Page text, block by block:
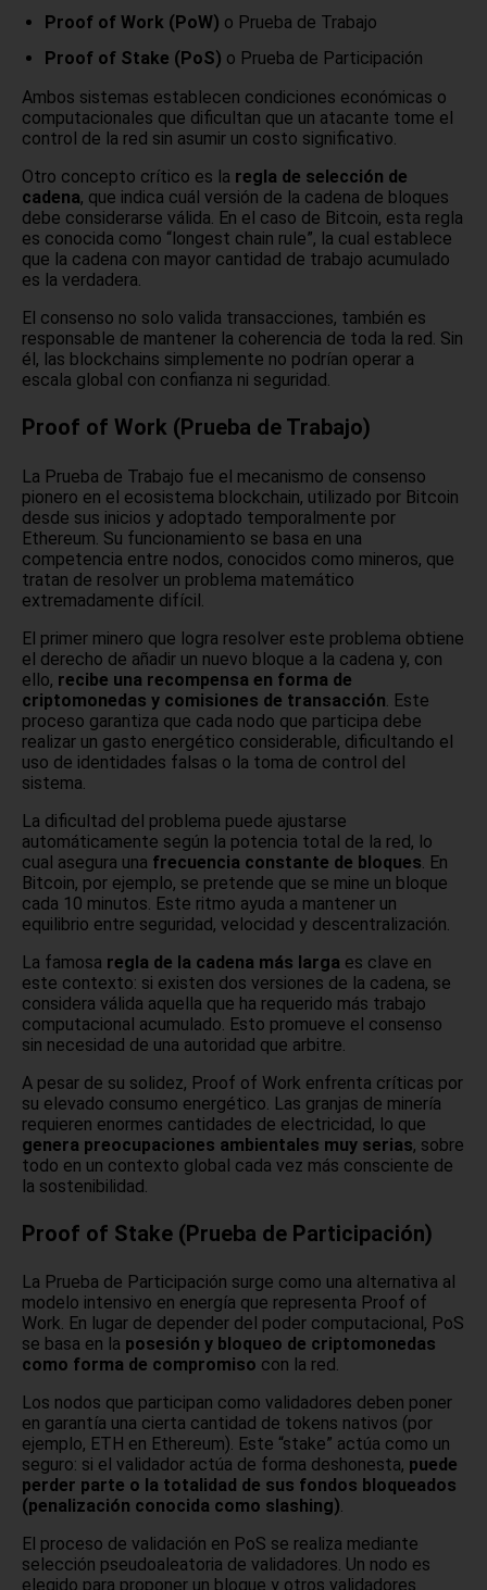
Proof of Work (PoW) o Prueba de Trabajo
Proof of Stake (PoS) o Prueba de Participación
Ambos sistemas establecen condiciones económicas o
computacionales que dificultan que un atacante tome el
control de la red sin asumir un costo significativo.
Otro concepto crítico es la regla de selección de
cadena, que indica cuál versión de la cadena de bloques
debe considerarse válida. En el caso de Bitcoin, esta regla
es conocida como “longest chain rule”, la cual establece
que la cadena con mayor cantidad de trabajo acumulado
es la verdadera.
El consenso no solo valida transacciones, también es
responsable de mantener la coherencia de toda la red. Sin
él, las blockchains simplemente no podrían operar a
escala global con confianza ni seguridad.
Proof of Work (Prueba de Trabajo)
La Prueba de Trabajo fue el mecanismo de consenso
pionero en el ecosistema blockchain, utilizado por Bitcoin
desde sus inicios y adoptado temporalmente por
Ethereum. Su funcionamiento se basa en una
competencia entre nodos, conocidos como mineros, que
tratan de resolver un problema matemático
extremadamente difícil.
El primer minero que logra resolver este problema obtiene
el derecho de añadir un nuevo bloque a la cadena y, con
ello, recibe una recompensa en forma de
criptomonedas y comisiones de transacción . Este
proceso garantiza que cada nodo que participa debe
realizar un gasto energético considerable, dificultando el
uso de identidades falsas o la toma de control del
sistema.
La dificultad del problema puede ajustarse
automáticamente según la potencia total de la red, lo
cual asegura una frecuencia constante de bloques . En
Bitcoin, por ejemplo, se pretende que se mine un bloque
cada 10 minutos. Este ritmo ayuda a mantener un
equilibrio entre seguridad, velocidad y descentralización.
La famosa regla de la cadena más larga es clave en
este contexto: si existen dos versiones de la cadena, se
considera válida aquella que ha requerido más trabajo
computacional acumulado. Esto promueve el consenso
sin necesidad de una autoridad que arbitre.
A pesar de su solidez, Proof of Work enfrenta críticas por
su elevado consumo energético. Las granjas de minería
requieren enormes cantidades de electricidad, lo que
genera preocupaciones ambientales muy serias, sobre
todo en un contexto global cada vez más consciente de
la sostenibilidad.
Proof of Stake (Prueba de Participación)
La Prueba de Participación surge como una alternativa al
modelo intensivo en energía que representa Proof of
Work. En lugar de depender del poder computacional, PoS
se basa en la posesión y bloqueo de criptomonedas
como forma de compromiso con la red.
Los nodos que participan como validadores deben poner
en garantía una cierta cantidad de tokens nativos (por
ejemplo, ETH en Ethereum). Este “stake” actúa como un
seguro: si el validador actúa de forma deshonesta, puede
perder parte o la totalidad de sus fondos bloqueados
(penalización conocida como slashing).
El proceso de validación en PoS se realiza mediante
selección pseudoaleatoria de validadores. Un nodo es
elegido para proponer un bloque y otros validadores